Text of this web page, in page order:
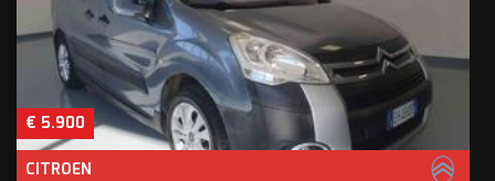
NEWS
AREA COMMERCIANTI
€ 5.900
CITROEN